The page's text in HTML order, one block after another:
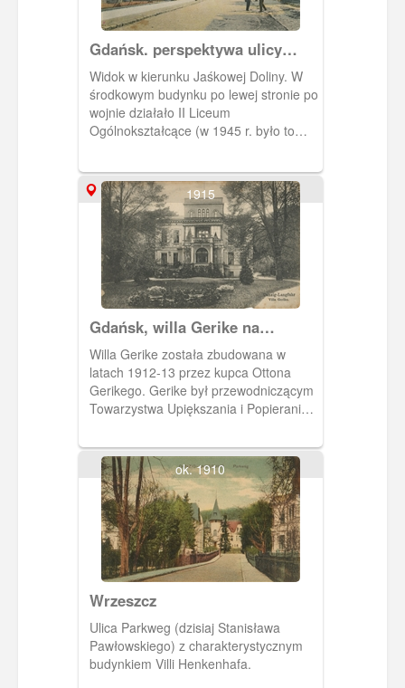
Gdańsk. perspektywa ulicy
Pniewskiego
Widok w kierunku Jaśkowej Doliny. W
środkowym budynku po lewej stronie po
wojnie działało II Liceum
Ogólnokształcące (w 1945 r. było to
szkoła. Zabudowa przetrwała.
1915
Gdańsk, willa Gerike na
Jaśkówce
Willa Gerike została zbudowana w
latach 1912-13 przez kupca Ottona
Gerikego. Gerike był przewodniczącym
Towarzystwa Upiększania i Popierania
ok. 1910
Wrzeszcz
Ulica Parkweg (dzisiaj Stanisława
Pawłowskiego) z charakterystycznym
budynkiem Villi Henkenhafa.